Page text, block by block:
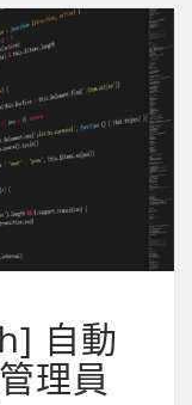
自動
理員